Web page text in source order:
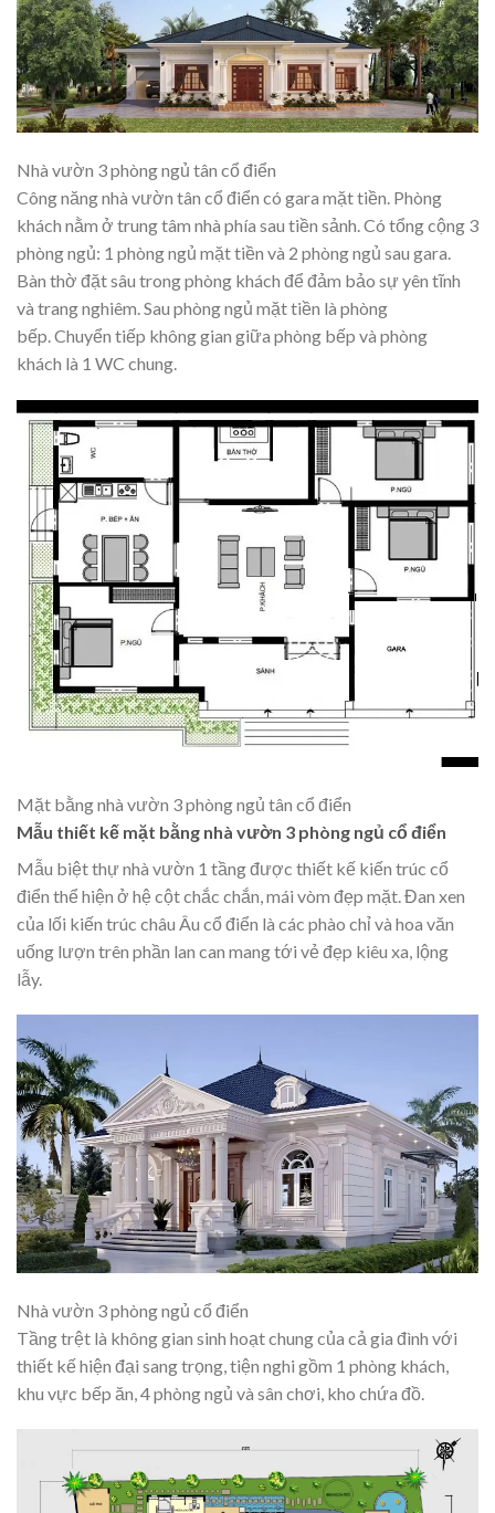
Nhà vườn 3 phòng ngủ tân cổ điển
Công năng nhà vườn tân cổ điển có gara mặt tiền. Phòng
khách nằm ở trung tâm nhà phía sau tiền sảnh. Có tổng cộng 3
phòng ngủ: 1 phòng ngủ mặt tiền và 2 phòng ngủ sau gara.
Bàn thờ đặt sâu trong phòng khách để đảm bảo sự yên tĩnh
và trang nghiêm. Sau phòng ngủ mặt tiền là phòng
bếp. Chuyển tiếp không gian giữa phòng bếp và phòng
khách là 1 WC chung.
Mặt bằng nhà vườn 3 phòng ngủ tân cổ điển
Mẫu thiết kế mặt bằng nhà vườn 3 phòng ngủ cổ điển
Mẫu biệt thự nhà vườn 1 tầngđược thiết kế kiến trúc cổ
điển thể hiện ở hệ cột chắc chắn, mái vòm đẹp mặt. Đan xen
của lối kiến trúc châu Âu cổ điển là các phào chỉ và hoa văn
uống lượn trên phần lan can mang tới vẻ đẹp kiêu xa, lộng
lẫy.
Nhà vườn 3 phòng ngủ cổ điển
Tầng trệt là không gian sinh hoạt chung của cả gia đình với
thiết kế hiện đại sang trọng, tiện nghi gồm 1 phòng khách,
khu vực bếp ăn, 4 phòng ngủ và sân chơi, kho chứa đồ.